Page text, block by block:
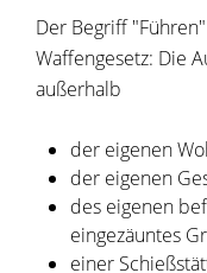
Der Begriff
Waffengesetz: Die
außerhalb
der eigenen
der eigenen
des eigenen
eingezäuntes
einer